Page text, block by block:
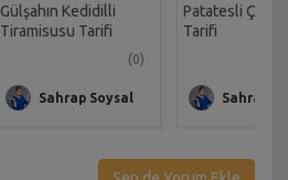
Gülşahın Kedidilli
Tiramisusu Tarifi
(0)
Sahrap Soysal
Patatesli Çıtır
Tarifi
Sahrap